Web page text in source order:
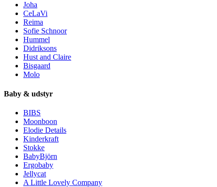
Joha
CeLaVi
Reima
Sofie Schnoor
Hummel
Didriksons
Hust and Claire
Bisgaard
Molo
Baby & udstyr
BIBS
Moonboon
Elodie Details
Kinderkraft
Stokke
BabyBjörn
Ergobaby
Jellycat
A Little Lovely Company